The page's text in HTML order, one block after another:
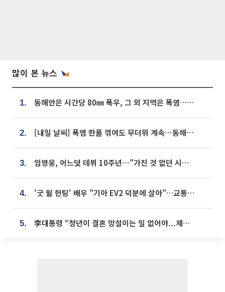
많이 본 뉴스
1. 동해안은 시간당 80㎜ 폭우, 그 외 지역은 폭염…‘극과 극 날씨’
2. [내일 날씨] 폭염 한풀 꺾여도 무더위 계속⋯동해안 이틀 연속 비
3. 임영웅, 어느덧 데뷔 10주년⋯"가진 것 없던 시절, 내 앞엔 20명의 팬뿐"
4. '굿 윌 헌팅' 배우 "기아 EV2 덕분에 살아"…교통사고 후 안전성 극찬
5. 李대통령 “청년이 결혼 망설이는 일 없어야...제도상 불이익 조사”